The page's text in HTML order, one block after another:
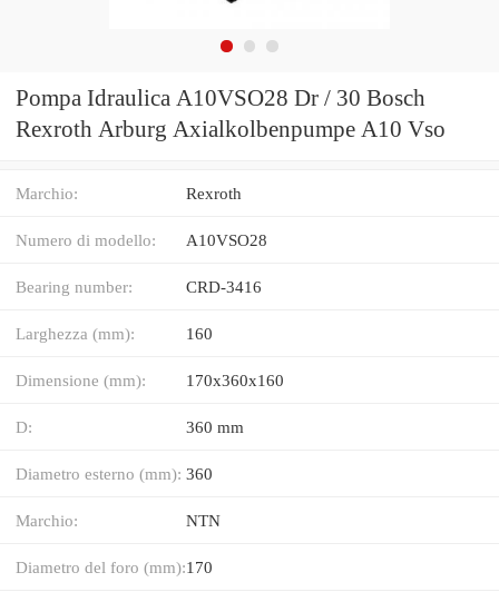
Pompa Idraulica A10VSO28 Dr / 30 Bosch
Rexroth Arburg Axialkolbenpumpe A10 Vso
Marchio: Rexroth
Numero di modello: A10VSO28
Bearing number: CRD-3416
Larghezza (mm): 160
Dimensione (mm): 170x360x160
D: 360 mm
Diametro esterno (mm): 360
Marchio: NTN
Diametro del foro (mm):170